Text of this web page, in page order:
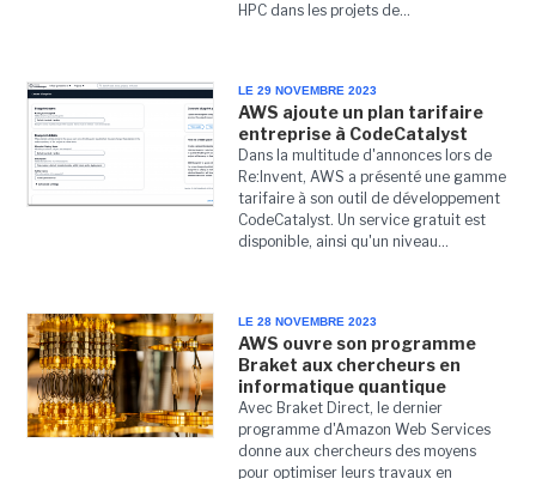
HPC dans les projets de...
LE 29 NOVEMBRE 2023
AWS ajoute un plan tarifaire
entreprise à CodeCatalyst
Dans la multitude d'annonces lors de
Re:Invent, AWS a présenté une gamme
tarifaire à son outil de développement
CodeCatalyst. Un service gratuit est
disponible, ainsi qu'un niveau...
LE 28 NOVEMBRE 2023
AWS ouvre son programme
Braket aux chercheurs en
informatique quantique
Avec Braket Direct, le dernier
programme d'Amazon Web Services
donne aux chercheurs des moyens
pour optimiser leurs travaux en